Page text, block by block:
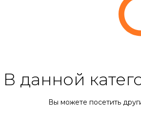
В данной
Вы можете посетить